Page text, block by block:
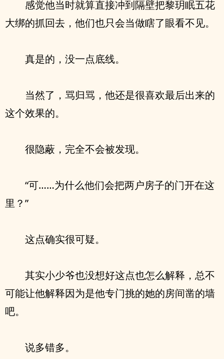
感觉他当时就算直接冲到隔壁把黎玥眠五花
大绑的抓回去，他们也只会当做瞎了眼看不见。
真是的，没一点底线。
当然了，骂归骂，他还是很喜欢最后出来的
这个效果的。
很隐蔽，完全不会被发现。
“可……为什么他们会把两户房子的门开在这
里？”
这点确实很可疑。
其实小少爷也没想好这点也怎么解释，总不
可能让他解释因为是他专门挑的她的房间凿的墙
吧。
说多错多。